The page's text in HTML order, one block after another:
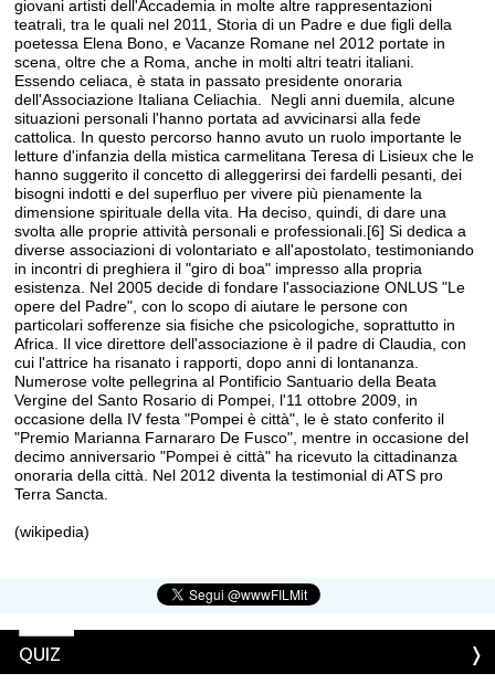
giovani artisti dell'Accademia in molte altre rappresentazioni
teatrali, tra le quali nel 2011, Storia di un Padre e due figli della
poetessa Elena Bono, e Vacanze Romane nel 2012 portate in
scena, oltre che a Roma, anche in molti altri teatri italiani.
Essendo celiaca, è stata in passato presidente onoraria
dell'Associazione Italiana Celiachia. Negli anni duemila, alcune
situazioni personali l'hanno portata ad avvicinarsi alla fede
cattolica. In questo percorso hanno avuto un ruolo importante le
letture d'infanzia della mistica carmelitana Teresa di Lisieux che le
hanno suggerito il concetto di alleggerirsi dei fardelli pesanti, dei
bisogni indotti e del superfluo per vivere più pienamente la
dimensione spirituale della vita. Ha deciso, quindi, di dare una
svolta alle proprie attività personali e professionali.[6] Si dedica a
diverse associazioni di volontariato e all'apostolato, testimoniando
in incontri di preghiera il "giro di boa" impresso alla propria
esistenza. Nel 2005 decide di fondare l'associazione ONLUS "Le
opere del Padre", con lo scopo di aiutare le persone con
particolari sofferenze sia fisiche che psicologiche, soprattutto in
Africa. Il vice direttore dell'associazione è il padre di Claudia, con
cui l'attrice ha risanato i rapporti, dopo anni di lontananza.
Numerose volte pellegrina al Pontificio Santuario della Beata
Vergine del Santo Rosario di Pompei, l'11 ottobre 2009, in
occasione della IV festa "Pompei è città", le è stato conferito il
"Premio Marianna Farnararo De Fusco", mentre in occasione del
decimo anniversario "Pompei è città" ha ricevuto la cittadinanza
onoraria della città. Nel 2012 diventa la testimonial di ATS pro
Terra Sancta.
(wikipedia)
QUIZ